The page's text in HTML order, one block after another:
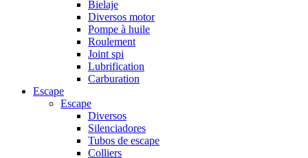
Bielaje
Diversos motor
Pompe à huile
Roulement
Joint spi
Lubrification
Carburation
Escape
Escape
Diversos
Silenciadores
Tubos de escape
Colliers